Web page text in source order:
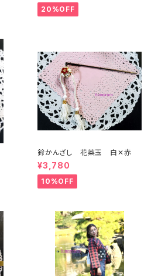
20%OFF
鈴かんざし 花薬玉 白✕赤
¥3,780
10%OFF